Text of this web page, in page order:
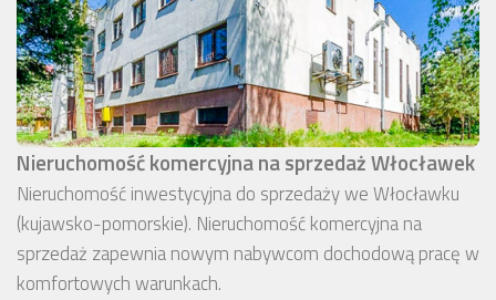
Nieruchomość komercyjna na sprzedaż Włocławek
Nieruchomość inwestycyjna do sprzedaży we Włocławku
(kujawsko-pomorskie). Nieruchomość komercyjna na
sprzedaż zapewnia nowym nabywcom dochodową pracę w
komfortowych warunkach.